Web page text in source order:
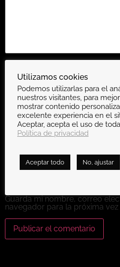
Correo electrónico*
Guarda mi nombre, correo
navegador para la próxima
Utilizamos cookies
Podemos utilizarlas para el
nuestros visitantes, para
mostrar contenido
excelente experiencia en el
Aceptar, acepta el uso de
Política de privacidad
Aceptar todo No, ajustar